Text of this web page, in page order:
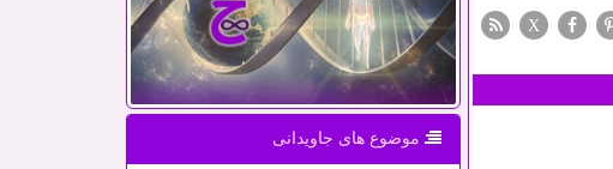
X
موضوع های جاویدانی